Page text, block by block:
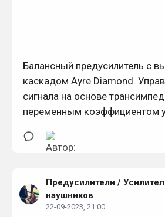
Балансный предусилитель с
каскадом Ayre Diamond.
сигнала на основе
переменным коэффициентом
Предусилители /
наушников
22-09-2023, 21:00